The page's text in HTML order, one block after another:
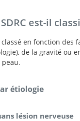
est-il
classé en fonction des
de la gravité ou
étiologie
lésion nerveuse